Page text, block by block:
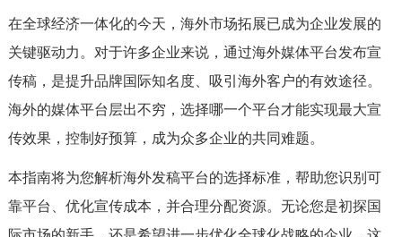
在全球经济一体化的今天，海外市场拓展已成为企业发展的
关键驱动力。对于许多企业来说，通过海外媒体平台发布宣
传稿，是提升品牌国际知名度、吸引海外客户的有效途径。
海外的媒体平台层出不穷，选择哪一个平台才能实现最大宣
传效果，控制好预算，成为众多企业的共同难题。
本指南将为您解析海外发稿平台的选择标准，帮助您识别可
靠平台、优化宣传成本，并合理分配资源。无论您是初探国